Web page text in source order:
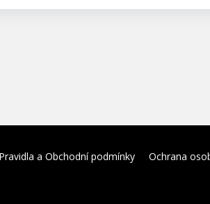
Pravidla a Obchodní podmínky Ochrana